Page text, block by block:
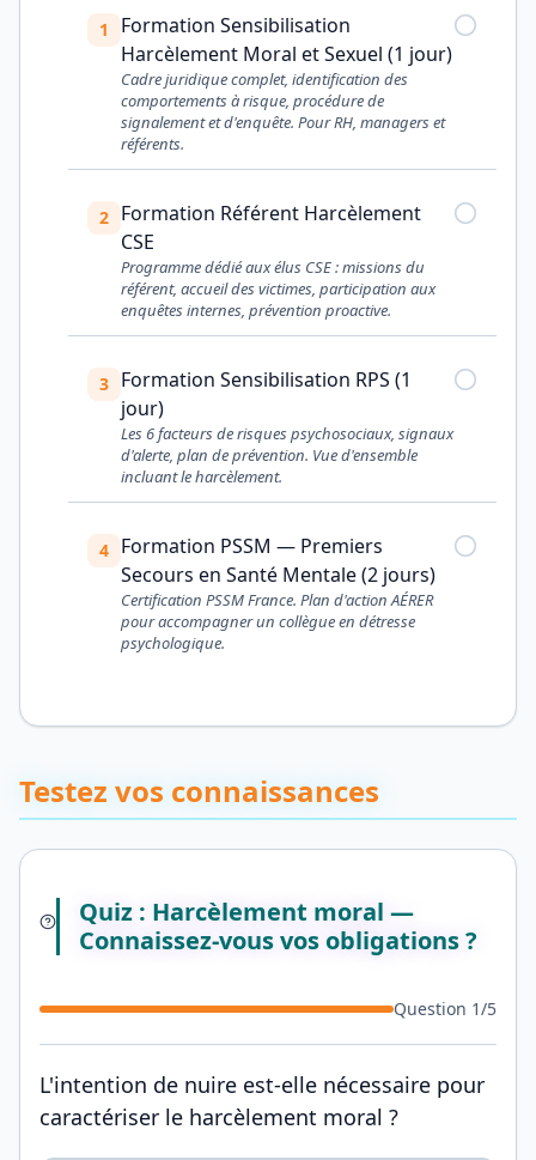
1
Formation Sensibilisation
Harcèlement Moral et Sexuel (1 jour)
Cadre juridique complet, identification des
comportements à risque, procédure de
signalement et d'enquête. Pour RH, managers et
référents.
2 Formation Référent Harcèlement
CSE
Programme dédié aux élus CSE : missions du
référent, accueil des victimes, participation aux
enquêtes internes, prévention proactive.
3 Formation Sensibilisation RPS (1
jour)
Les 6 facteurs de risques psychosociaux, signaux
d'alerte, plan de prévention. Vue d'ensemble
incluant le harcèlement.
4 Formation PSSM — Premiers
Secours en Santé Mentale (2 jours)
Certification PSSM France. Plan d'action AÉRER
pour accompagner un collègue en détresse
psychologique.
Testez vos connaissances
Quiz : Harcèlement moral —
Connaissez-vous vos obligations ?
Question 1/5
L'intention de nuire est-elle nécessaire pour
caractériser le harcèlement moral ?